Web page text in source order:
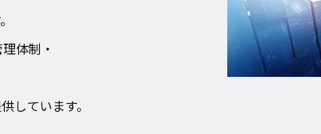
体制・
しています。